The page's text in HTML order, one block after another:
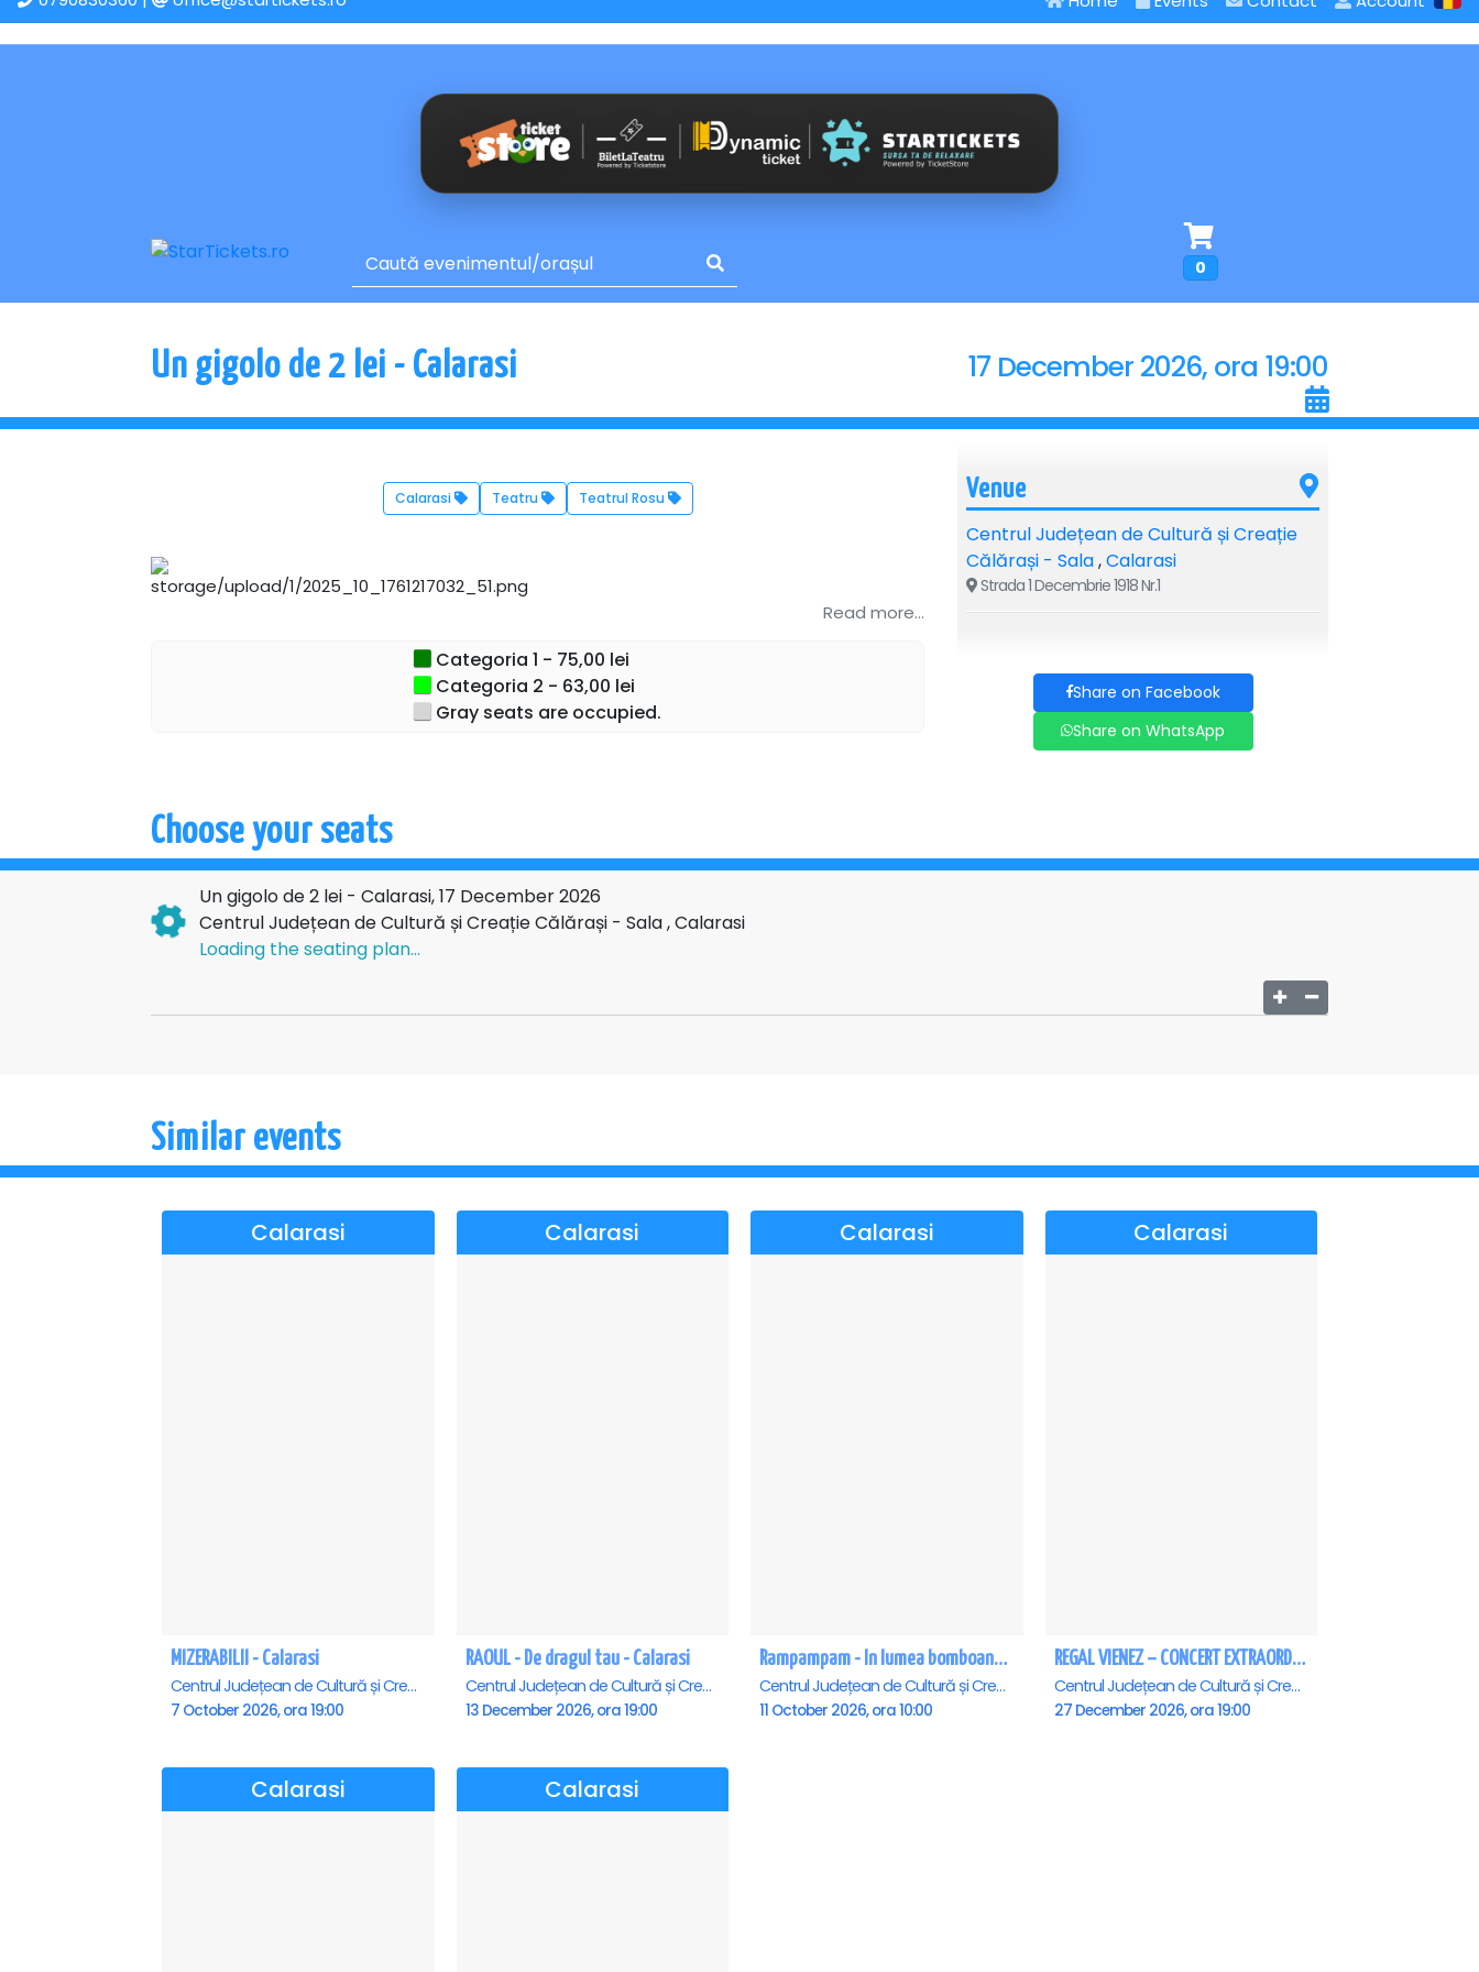
0
Un gigolo de 2 lei - Calarasi 17 December 2026, ora 19:00
Calarasi Teatru Teatrul Rosu
Read more...
Categoria 1 - 75,00 lei
Categoria 2 - 63,00 lei
Gray seats are occupied.
Venue
Centrul Județean de Cultură și Creație
Călărași - Sala,Calarasi
Strada 1 Decembrie 1918 Nr.1
Share on Facebook
Share on WhatsApp
Choose your seats
Un gigolo de 2 lei - Calarasi, 17 December 2026
Centrul Județean de Cultură și Creație Călărași - Sala , Calarasi
Loading the seating plan...
Similar events
Calarasi
MIZERABILII - Calarasi
Centrul Județean de Cultură și Creație Călărași - Sala , Calarasi
7 October 2026, ora 19:00
Calarasi
RAOUL - De dragul tau - Calarasi
Centrul Județean de Cultură și Creație Călărași - Sala , Calarasi
13 December 2026, ora 19:00
Calarasi
Rampampam - In lumea bomboanelor - Calarasi
Centrul Județean de Cultură și Creație Călărași - Sala , Calarasi
11 October 2026, ora 10:00
Calarasi
REGAL VIENEZ – CONCERT EXTRAORDINAR DE CRACIUN - Calarasi
Centrul Județean de Cultură și Creație Călărași - Sala , Calarasi
27 December 2026, ora 19:00
Calarasi Calarasi